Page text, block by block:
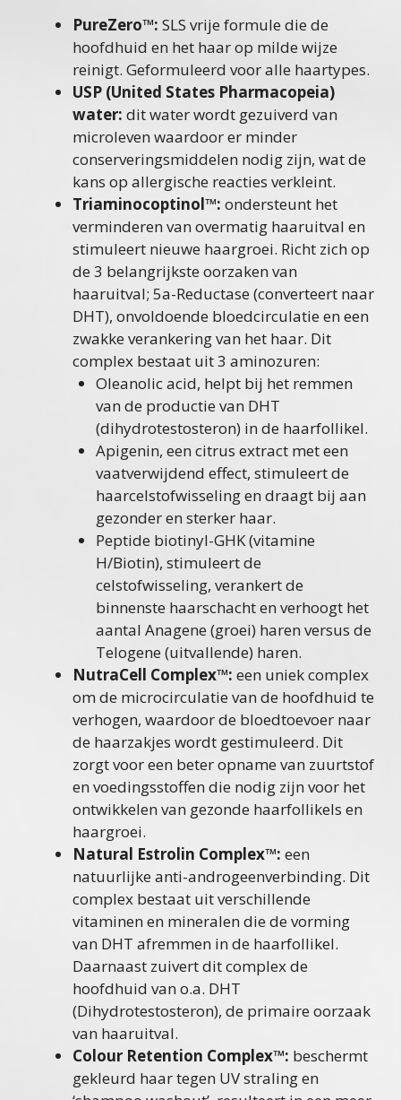
PureZero™: SLS vrije formule die de
hoofdhuid en het haar op milde wijze
reinigt. Geformuleerd voor alle haartypes.
USP (United States Pharmacopeia)
water: dit water wordt gezuiverd van
microleven waardoor er minder
conserveringsmiddelen nodig zijn, wat de
kans op allergische reacties verkleint.
Triaminocoptinol™: ondersteunt het
verminderen van overmatig haaruitval en
stimuleert nieuwe haargroei. Richt zich op
de 3 belangrijkste oorzaken van
haaruitval; 5a-Reductase (converteert naar
DHT), onvoldoende bloedcirculatie en een
zwakke verankering van het haar. Dit
complex bestaat uit 3 aminozuren:
Oleanolic acid, helpt bij het remmen
van de productie van DHT
(dihydrotestosteron) in de haarfollikel.
Apigenin, een citrus extract met een
vaatverwijdend effect, stimuleert de
haarcelstofwisseling en draagt bij aan
gezonder en sterker haar.
Peptide biotinyl-GHK (vitamine
H/Biotin), stimuleert de
celstofwisseling, verankert de
binnenste haarschacht en verhoogt het
aantal Anagene (groei) haren versus de
Telogene (uitvallende) haren.
NutraCell Complex™: een uniek complex
om de microcirculatie van de hoofdhuid te
verhogen, waardoor de bloedtoevoer naar
de haarzakjes wordt gestimuleerd. Dit
zorgt voor een beter opname van zuurtstof
en voedingsstoffen die nodig zijn voor het
ontwikkelen van gezonde haarfollikels en
haargroei.
Natural Estrolin Complex™: een
natuurlijke anti-androgeenverbinding. Dit
complex bestaat uit verschillende
vitaminen en mineralen die de vorming
van DHT afremmen in de haarfollikel.
Daarnaast zuivert dit complex de
hoofdhuid van o.a. DHT
(Dihydrotestosteron), de primaire oorzaak
van haaruitval.
Colour Retention Complex™: beschermt
gekleurd haar tegen UV straling en